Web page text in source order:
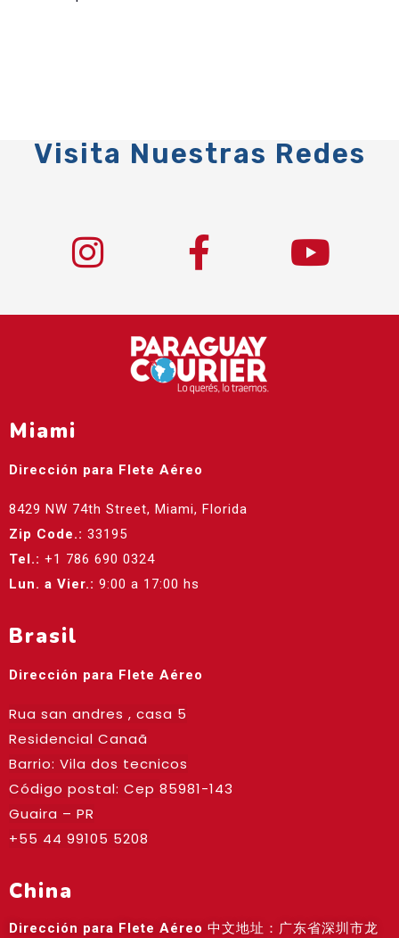
Visita Nuestras Redes
Miami
Dirección para Flete Aéreo
8429 NW 74th Street, Miami, Florida
Zip Code.: 33195
Tel.: +1 786 690 0324
Lun. a Vier.: 9:00 a 17:00 hs
Brasil
Dirección para Flete Aéreo
Rua san andres , casa 5
Residencial Canaã
Barrio: Vila dos tecnicos
Código postal: Cep 85981-143
Guaira – PR
+55 44 99105 5208
China
Dirección para Flete Aéreo 中文地址：广东省深圳市龙